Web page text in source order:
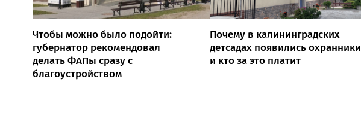
Чтобы можно было подойти:
губернатор рекомендовал
делать ФАПы сразу с
благоустройством
Почему в калининградских
детсадах появились охранники
и кто за это платит